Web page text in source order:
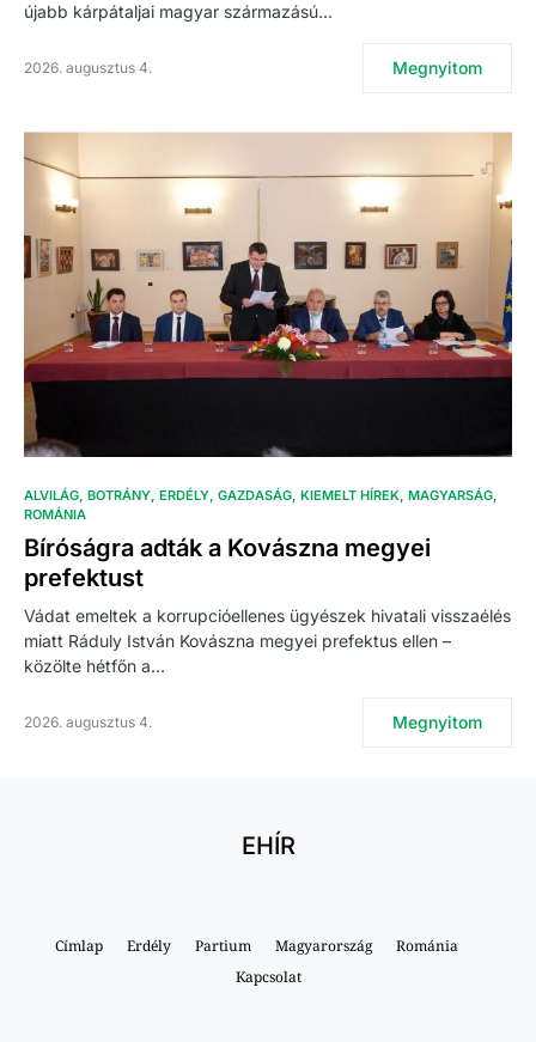
újabb kárpátaljai magyar származású…
2026. augusztus 4. Megnyitom
ALVILÁG BOTRÁNY ERDÉLY GAZDASÁG KIEMELT HÍREK MAGYARSÁG
ROMÁNIA
Bíróságra adták a Kovászna megyei
prefektust
Vádat emeltek a korrupcióellenes ügyészek hivatali visszaélés
miatt Ráduly István Kovászna megyei prefektus ellen –
közölte hétfőn a…
2026. augusztus 4. Megnyitom
EHÍR
Címlap Erdély Partium Magyarország
Románia
Kapcsolat